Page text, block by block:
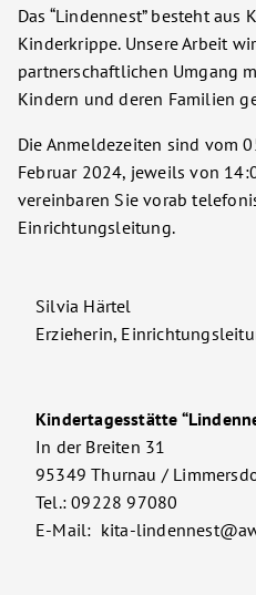
Das “Lindennest” besteht aus
Kinderkrippe. Unsere Arbeit
partnerschaftlichen Umgang
Kindern und deren Familien
Die Anmeldezeiten sind vom
Februar 2024, jeweils von
vereinbaren Sie vorab
Einrichtungsleitung.
Silvia Härtel
Erzieherin,
Kindertagesstätte
In der Breiten 31
95349 Thurnau /
Tel.: 09228 97080
E-Mail: kita-